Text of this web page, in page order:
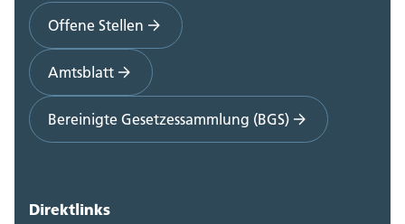
Offene Stellen
Amtsblatt
Bereinigte Gesetzessammlung (BGS)
Direktlinks